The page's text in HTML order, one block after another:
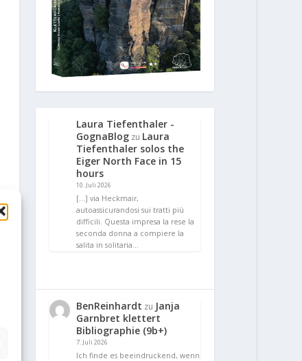
Laura Tiefenthaler -
GognaBlog zu Laura
Tiefenthaler solos the
Eiger North Face in 15
hours
10. Juli 2026
[…] via Heckmair,
autoassicurandosi sui tratti più
difficili. Questa impresa la rese la
seconda donna a compiere la
salita in solitaria…
BenReinhardt zu Janja
Garnbret klettert
Bibliographie (9b+)
7. Juli 2026
Ich finde es beeindruckend, wenn